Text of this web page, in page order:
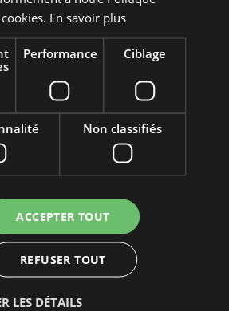
sur nos
ou nos
?
En savoir plus
Performance Ciblage
Non classifiés
ACCEPTER TOUT
REFUSER TOUT
LES DÉTAILS